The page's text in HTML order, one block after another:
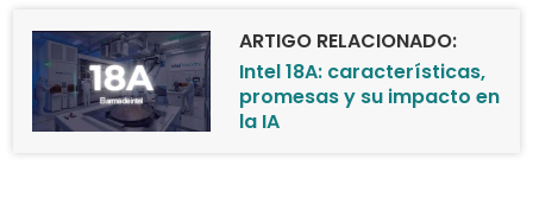
ARTIGO RELACIONADO:
Intel 18A: características,
promesas y su impacto en
la IA